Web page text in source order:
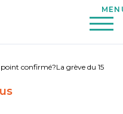
confirmé?La grève du 15